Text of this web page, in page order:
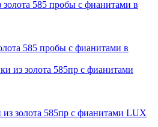
585 пробы с фианитами в
из золота 585пр с фианитами LUX